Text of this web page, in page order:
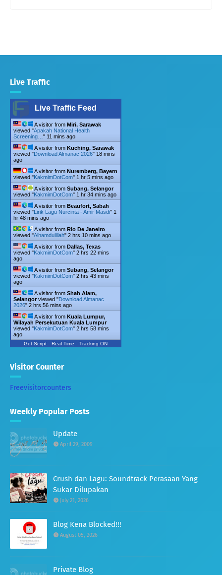
Live Traffic
Live Traffic Feed
A visitor from Miri, Sarawak
viewed "Apakah National Health
Screening… " 11 mins ago
A visitor from Kuching, Sarawak
viewed "Download Almanac 2026" 18 mins
ago
A visitor from Nuremberg, Bayern
viewed "KakmimDotCom" 1 hr 5 mins ago
A visitor from Subang, Selangor
viewed "KakmimDotCom" 1 hr 34 mins ago
A visitor from Beaufort, Sabah
viewed "Lirik Lagu Nurcinta - Amir Masdi" 1
hr 48 mins ago
A visitor from Rio De Janeiro
viewed "Alhamdulillah" 2 hrs 10 mins ago
A visitor from Dallas, Texas
viewed "KakmimDotCom" 2 hrs 22 mins
ago
A visitor from Subang, Selangor
viewed "KakmimDotCom" 2 hrs 43 mins
ago
A visitor from Shah Alam,
Selangorviewed "Download Almanac
2026" 2 hrs 56 mins ago
A visitor from Kuala Lumpur,
Wilayah Persekutuan Kuala Lumpur
viewed "KakmimDotCom" 2 hrs 58 mins
ago
Get Script Real Time Tracking ON
Visitor Counter
Freevisitorcounters
Weekly Popular Posts
Update
April 29, 2009
Crush dan Lagu: Soundtrack Perasaan Yang
Sukar Dilupakan
July 21, 2026
Blog Kena Blocked!!!
August 05, 2026
Private Blog